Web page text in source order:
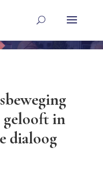
gelooft in
dialoog